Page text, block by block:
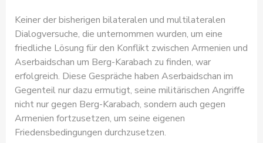
Keiner der bisherigen bilateralen und multilateralen
Dialogversuche, die unternommen wurden, um eine
friedliche Lösung für den Konflikt zwischen Armenien und
Aserbaidschan um Berg-Karabach zu finden, war
erfolgreich. Diese Gespräche haben Aserbaidschan im
Gegenteil nur dazu ermutigt, seine militärischen Angriffe
nicht nur gegen Berg-Karabach, sondern auch gegen
Armenien fortzusetzen, um seine eigenen
Friedensbedingungen durchzusetzen.